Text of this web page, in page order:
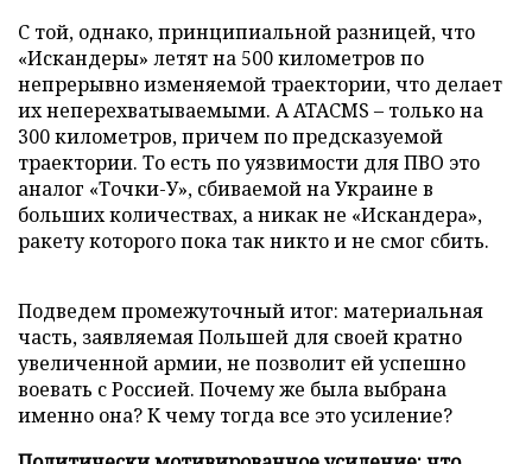
С той, однако, принципиальной разницей, что
«Искандеры» летят на 500 километров по
непрерывно изменяемой траектории, что делает
их неперехватываемыми. А ATACMS – только на
300 километров, причем по предсказуемой
траектории. То есть по уязвимости для ПВО это
аналог «Точки-У», сбиваемой на Украине в
больших количествах, а никак не «Искандера»,
ракету которого пока так никто и не смог сбить.
Подведем промежуточный итог: материальная
часть, заявляемая Польшей для своей кратно
увеличенной армии, не позволит ей успешно
воевать с Россией. Почему же была выбрана
именно она? К чему тогда все это усиление?